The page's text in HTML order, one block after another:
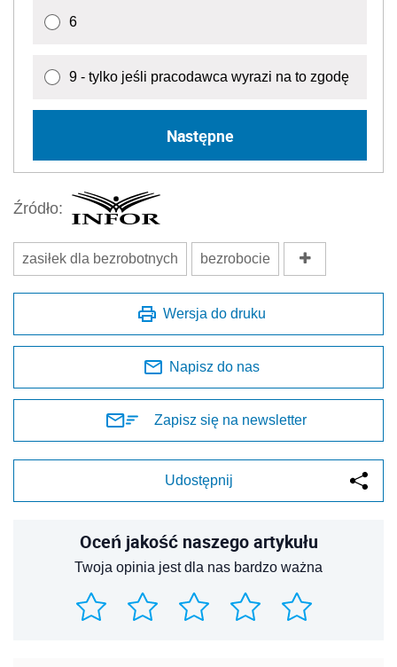
6
9 - tylko jeśli pracodawca wyrazi na to zgodę
Następne
Źródło:
zasiłek dla bezrobotnych bezrobocie
Wersja do druku
Napisz do nas
Zapisz się na newsletter
Udostępnij
Oceń jakość naszego artykułu
Twoja opinia jest dla nas bardzo ważna